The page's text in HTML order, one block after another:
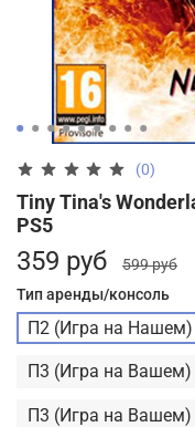
(0)
Tiny Tina's
PS5
359 руб
599 руб
Тип аренды/консоль
П2 (Игра на Нашем)
П3 (Игра на Вашем)
П3 (Игра на Вашем)